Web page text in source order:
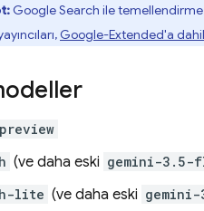
Google Search ile
Google-Extended'a
(ve daha eski gemini-3.5-
lite (ve daha eski